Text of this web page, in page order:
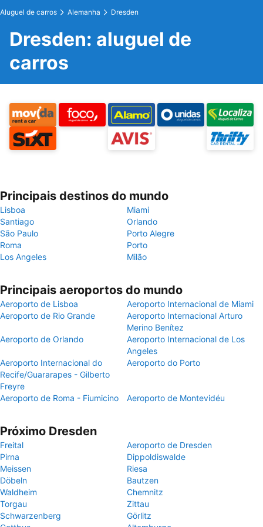
Aluguel de carros Alemanha Dresden
Dresden: aluguel de
carros
Principais destinos do mundo
Lisboa
Miami
Santiago
Orlando
São Paulo
Porto Alegre
Roma
Porto
Los Angeles
Milão
Principais aeroportos do mundo
Aeroporto de Lisboa
Aeroporto Internacional de Miami
Aeroporto de Rio Grande
Aeroporto Internacional Arturo
Merino Benítez
Aeroporto de Orlando
Aeroporto Internacional de Los
Angeles
Aeroporto Internacional do
Recife/Guararapes - Gilberto
Freyre
Aeroporto do Porto
Aeroporto de Roma - Fiumicino Aeroporto de Montevidéu
Próximo Dresden
Freital
Aeroporto de Dresden
Pirna
Dippoldiswalde
Meissen
Riesa
Döbeln
Bautzen
Waldheim
Chemnitz
Torgau
Zittau
Schwarzenberg
Görlitz